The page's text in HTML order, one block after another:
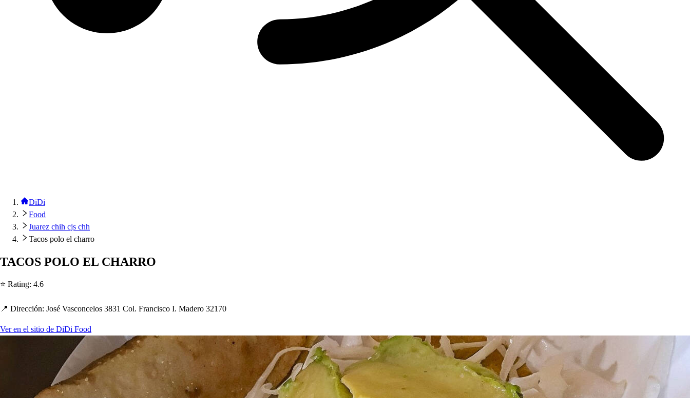
DiDi
Food
Juarez chih cjs chh
Tacos polo el charro
TACOS POLO EL CHARRO
⭐ Rating: 4.6
📍 Dirección: José Vasconcelos 3831 Col. Francisco I. Madero 32170
Ver en el sitio de DiDi Food